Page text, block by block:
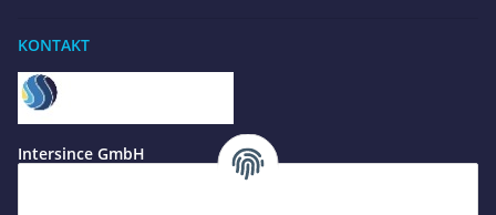
Wir sind gerne für Sie da
Jetzt anrufen
+49 8679 984969 - 0
werktags Mo–Fr 8:30–17:00 Uhr
KONTAKT
Intersince GmbH